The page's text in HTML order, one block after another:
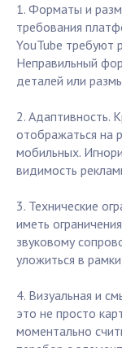
1. Форматы и
требования
YouTube требуют
Неправильный
деталей или
2. Адаптивность.
отображаться на
мобильных.
видимость
3. Технические
иметь
звуковому
уложиться в
4. Визуальная и
это не просто
моментально